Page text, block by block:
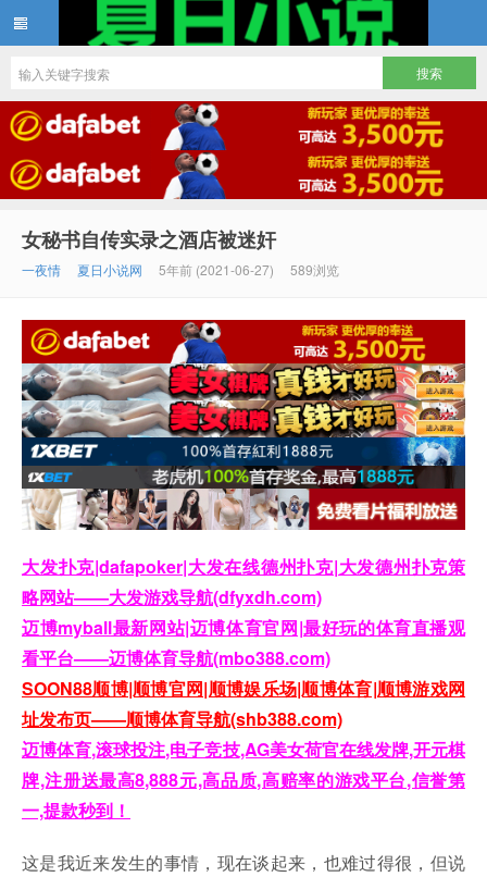
夏日小说
女秘书自传实录之酒店被迷奸
一夜情 夏日小说网 5年前 (2021-06-27) 589浏览
大发扑克|dafapoker|大发在线德州扑克|大发德州扑克策
略网站——大发游戏导航(dfyxdh.com)
迈博myball最新网站|迈博体育官网|最好玩的体育直播观
看平台——迈博体育导航(mbo388.com)
SOON88顺博|顺博官网|顺博娱乐场|顺博体育|顺博游戏网
址发布页——顺博体育导航(shb388.com)
迈博体育,滚球投注,电子竞技,AG美女荷官在线发牌,开元棋
牌,注册送最高8,888元,高品质,高赔率的游戏平台,信誉第
一,提款秒到！
这是我近来发生的事情，现在谈起来，也难过得很，但说